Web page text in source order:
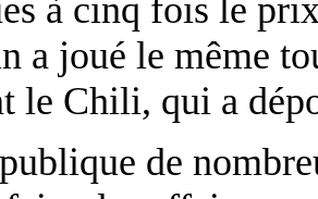
à cinq fois le
a joué le même
le Chili, qui a
de